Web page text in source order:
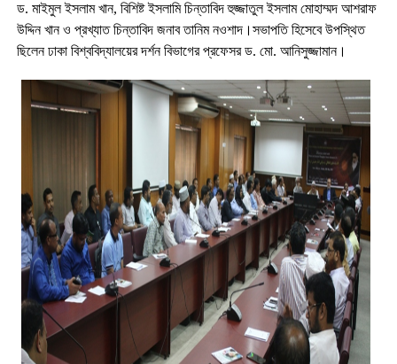
ড. মাইমুল ইসলাম খান, বিশিষ্ট ইসলামি চিন্তাবিদ হুজ্জাতুল ইসলাম মোহাম্মদ আশরাফ
উদ্দিন খান ও প্রখ্যাত চিন্তাবিদ জনাব তানিম নওশাদ।সভাপতি হিসেবে উপস্থিত
ছিলেন ঢাকা বিশ্ববিদ্যালয়ের দর্শন বিভাগের প্রফেসর ড. মো. আনিসুজ্জামান।